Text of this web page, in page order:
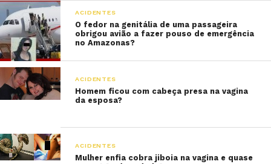
ACIDENTES
O fedor na genitália de uma passageira
obrigou avião a fazer pouso de emergência
no Amazonas?
ACIDENTES
Homem ficou com cabeça presa na vagina
da esposa?
ACIDENTES
Mulher enfia cobra jiboia na vagina e quase